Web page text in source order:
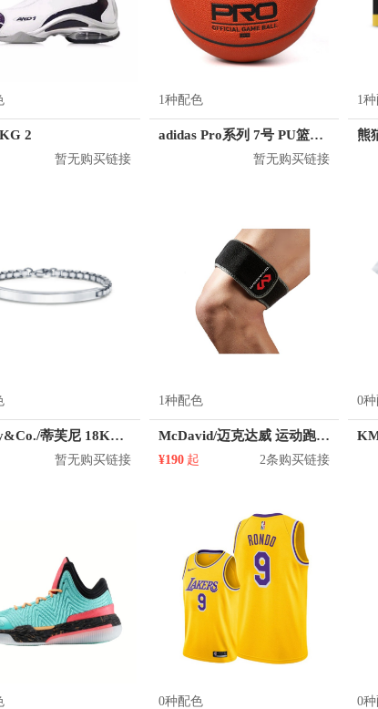
2
暂无购买链接
1种配色
adidas Pro系列 7号 PU篮球 DY7891
暂无购买链接
1
熊
Tiffany&Co./蒂芙尼 18K金威尼斯链扣手链
暂无购买链接
1种配色
McDavid/迈克达威 运动跑步骼胫束绑带
¥190 起 2条购买链接
0
0种配色 0